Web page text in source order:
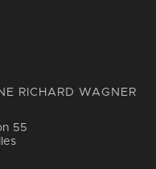
RICHARD WAGNER
55